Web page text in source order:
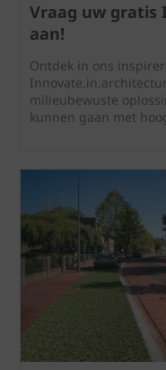
Vraag uw gratis
aan!
Ontdek in ons
milieubewuste
kunnen gaan met